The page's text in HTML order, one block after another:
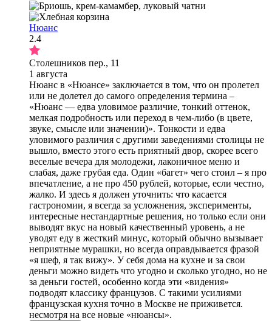
Нюанс
2.4
Столешников пер., 11
1 августа
Нюанс в «Нюансе» заключается в том, что он пролетел
или не долетел до самого определения термина –
«Нюанс — едва уловимое различие, тонкий оттенок,
мелкая подробность или переход в чем-либо (в цвете,
звуке, смысле или значении)». Тонкости и едва
уловимого различия с другими заведениями столицы не
вышло, вместо этого есть приятный двор, скорее всего
веселые вечера для молодежи, лаконичное меню и
слабая, даже грубая еда. Один «багет» чего стоил – я про
впечатление, а не про 450 рублей, которые, если честно,
жалко. И здесь я должен уточнить: что касается
гастрономии, я всегда за усложнения, эксперименты,
интересные нестандартные решения, но только если они
выводят вкус на новый качественный уровень, а не
уводят еду в жесткий минус, который обычно вызывает
неприятные мурашки, но всегда оправдывается фразой
«я шеф, я так вижу». У себя дома на кухне и за свои
деньги можно видеть что угодно и сколько угодно, но не
за деньги гостей, особенно когда эти «видения»
подводят классику французов. С такими усилиями
французская кухня точно в Москве не приживется.
несмотря на все новые «нюансы».